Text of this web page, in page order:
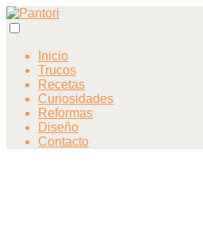
Inicio
Trucos
Recetas
Curiosidades
Reformas
Diseño
Contacto